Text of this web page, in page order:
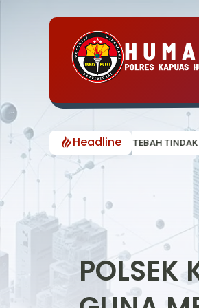
Headline
TINDAK LANJUTI INFORMASI
POLSEK